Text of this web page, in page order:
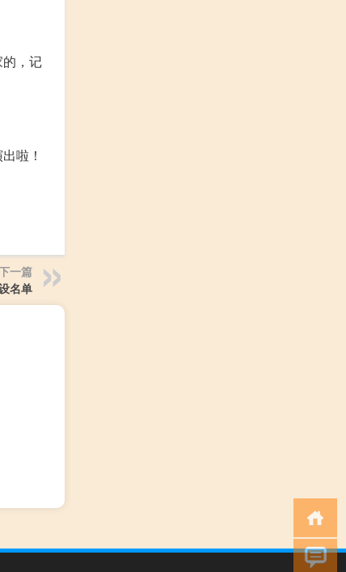
，记
啦！
一篇
名单